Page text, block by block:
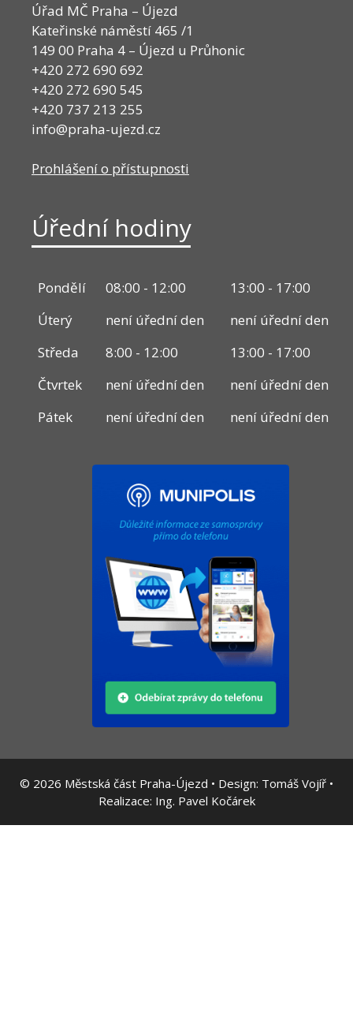
Úřad MČ Praha – Újezd
Kateřinské náměstí 465 /1
149 00 Praha 4 – Újezd u Průhonic
+420 272 690 692
+420 272 690 545
+420 737 213 255
info@praha-ujezd.cz
Prohlášení o přístupnosti
Úřední hodiny
Pondělí 08:00 - 12:00
13:00 - 17:00
Úterý
není úřední den
není úřední den
Středa
8:00 - 12:00
13:00 - 17:00
Čtvrtek
není úřední den
není úřední den
Pátek
není úřední den není úřední den
© 2026 Městská část Praha-Újezd • Design: Tomáš Vojíř •
Realizace: Ing. Pavel Kočárek